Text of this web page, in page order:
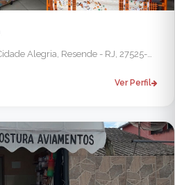
Av. Perimetral Norte, 510 - Cidade Alegria, Resende - RJ, 27525-032, Brasil
Ver Perfil